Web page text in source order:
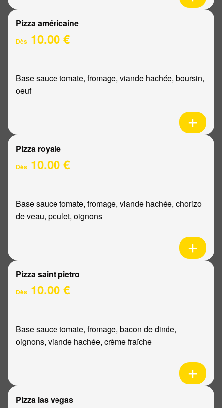
Pizza américaine
Dès 10.00 €
Base sauce tomate, fromage, viande hachée, boursin,
oeuf
Pizza royale
Dès 10.00 €
Base sauce tomate, fromage, viande hachée, chorizo
de veau, poulet, oignons
Pizza saint pietro
Dès 10.00 €
Base sauce tomate, fromage, bacon de dinde,
oignons, viande hachée, crème fraîche
Pizza las vegas